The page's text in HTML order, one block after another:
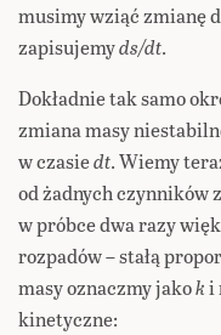
musimy wziąć zmianę
zapisujemyds/dt.
Dokładnie tak samo
zmiana masy
w czasiedt. Wiemy
od żadnych czynników
w próbce dwa razy
rozpadów – stałą
masy oznaczmy jakoki
kinetyczne: